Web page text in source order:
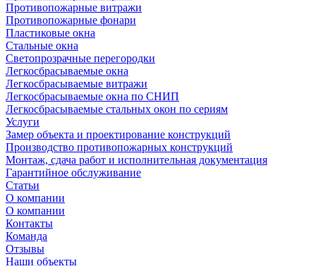
Противопожарные витражи
Противопожарные фонари
Пластиковые окна
Стальные окна
Светопрозрачные перегородки
Легкосбрасываемые окна
Легкосбрасываемые витражи
Легкосбрасываемые окна по СНИП
Легкосбрасываемые стальных окон по сериям
Услуги
Замер объекта и проектирование конструкций
Производство противопожарных конструкций
Монтаж, сдача работ и исполнительная документация
Гарантийное обслуживание
Статьи
О компании
О компании
Контакты
Команда
Отзывы
Наши объекты